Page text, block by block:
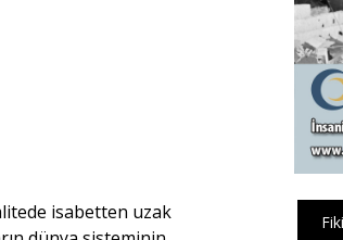
isabetten uzak